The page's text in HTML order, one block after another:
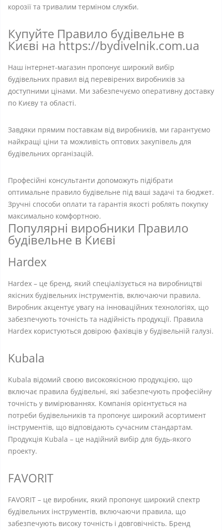
корозії та тривалим терміном служби.
Купуйте Правило будівельне в
Києві на https://bydivelnik.com.ua
Наш інтернет-магазин пропонує широкий вибір
будівельних правил від перевірених виробників за
доступними цінами. Ми забезпечуємо оперативну доставку
по Києву та області.
Завдяки прямим поставкам від виробників, ми гарантуємо
найкращі ціни та можливість оптових закупівель для
будівельних організацій.
Професійні консультанти допоможуть підібрати
оптимальне правило будівельне під ваші задачі та бюджет.
Зручні способи оплати та гарантія якості роблять покупку
максимально комфортною.
Популярні виробники Правило
будівельне в Києві
Hardex
Hardex – це бренд, який спеціалізується на виробництві
якісних будівельних інструментів, включаючи правила.
Виробник акцентує увагу на інноваційних технологіях, що
забезпечують точність та надійність продукції. Правила
Hardex користуються довірою фахівців у будівельній галузі.
Kubala
Kubala відомий своєю високоякісною продукцією, що
включає правила будівельні, які забезпечують професійну
точність у вимірюваннях. Компанія орієнтується на
потреби будівельників та пропонує широкий асортимент
інструментів, що відповідають сучасним стандартам.
Продукція Kubala – це надійний вибір для будь-якого
проекту.
FAVORIT
FAVORIT – це виробник, який пропонує широкий спектр
будівельних інструментів, включаючи правила, що
забезпечують високу точність і довговічність. Бренд